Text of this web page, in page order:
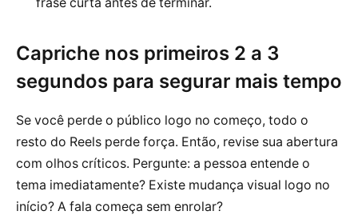
Capriche nos primeiros 2 a 3
segundos para segurar mais tempo
Se você perde o público logo no começo, todo o
resto do Reels perde força. Então, revise sua abertura
com olhos críticos. Pergunte: a pessoa entende o
tema imediatamente? Existe mudança visual logo no
início? A fala começa sem enrolar?